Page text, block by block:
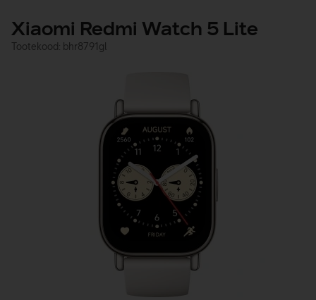
Xiaomi Redmi Watch 5 Lite
Tootekood: bhr8791gl